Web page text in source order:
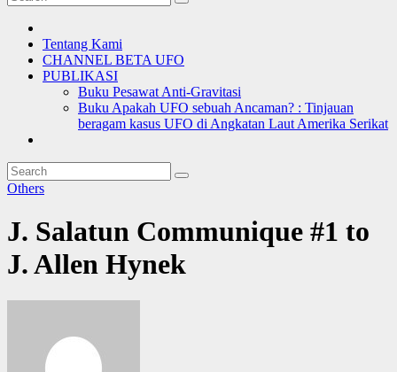
Tentang Kami
CHANNEL BETA UFO
PUBLIKASI
Buku Pesawat Anti-Gravitasi
Buku Apakah UFO sebuah Ancaman? : Tinjauan
beragam kasus UFO di Angkatan Laut Amerika Serikat
Others
J. Salatun Communique #1 to
J. Allen Hynek